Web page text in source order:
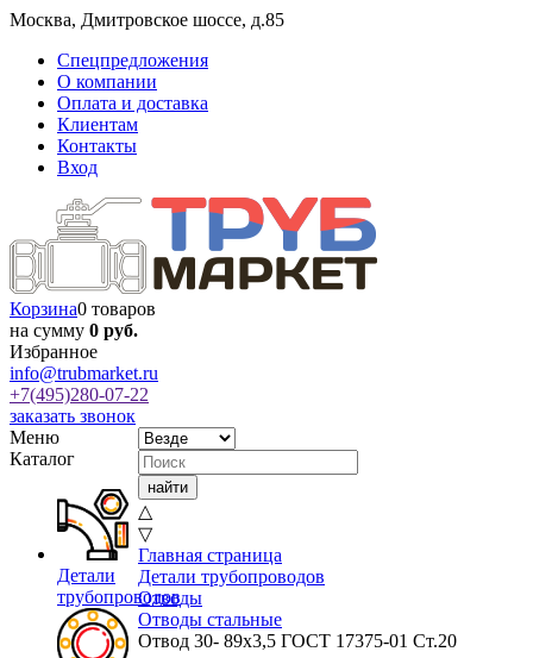
Москва, Дмитровское шоссе, д.85
Спецпредложения
О компании
Оплата и доставка
Клиентам
Контакты
Вход
Корзина0 товаров
на сумму 0 руб.
Избранное
info@trubmarket.ru
+7(495)280-07-22
заказать звонок
Меню
Каталог
Детали
трубопроводов
△
▽
Главная страница
Детали трубопроводов
Отводы
Отводы стальные
Отвод 30- 89x3,5 ГОСТ 17375-01 Ст.20